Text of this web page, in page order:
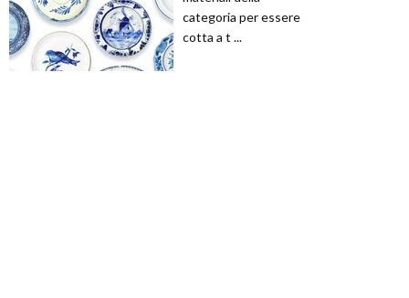
categoria per essere
cotta a t ...